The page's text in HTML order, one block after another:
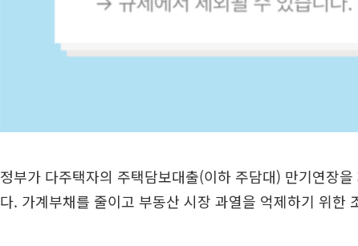
정부가 다주택자의 주택담보대출(이하 주담대) 만기연장
다. 가계부채를 줄이고 부동산 시장 과열을 억제하기 위한